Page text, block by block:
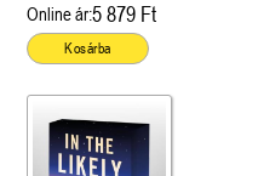
Online ár:5 879 Ft
Kosárba